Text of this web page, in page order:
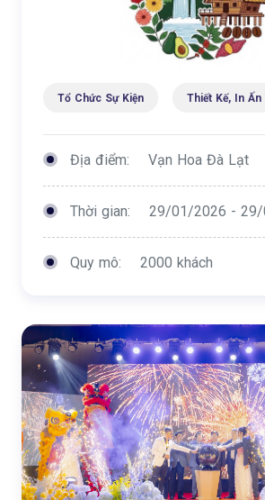
Tổ Chức Sự Kiện Thiết Kế, In
Địa điểm: Vạn Hoa Đà Lạt
Thời gian: 29/01/2026 -
Quy mô: 2000 khách